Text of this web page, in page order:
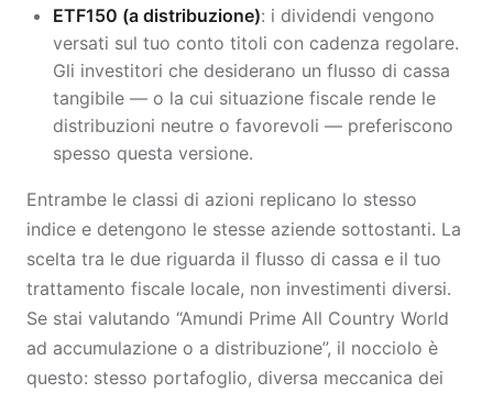
ETF150 (a distribuzione): i dividendi vengono
versati sul tuo conto titoli con cadenza regolare.
Gli investitori che desiderano un flusso di cassa
tangibile — o la cui situazione fiscale rende le
distribuzioni neutre o favorevoli — preferiscono
spesso questa versione.
Entrambe le classi di azioni replicano lo stesso
indice e detengono le stesse aziende sottostanti. La
scelta tra le due riguarda il flusso di cassa e il tuo
trattamento fiscale locale, non investimenti diversi.
Se stai valutando “Amundi Prime All Country World
ad accumulazione o a distribuzione”, il nocciolo è
questo: stesso portafoglio, diversa meccanica dei